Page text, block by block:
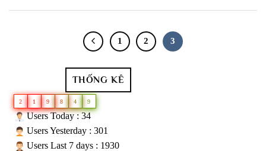
1 2 3
THỐNG KÊ
2 1 9 8 4 9
Users Today : 34
Users Yesterday : 301
Users Last 7 days : 1930